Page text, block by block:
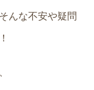
んな不安や疑問